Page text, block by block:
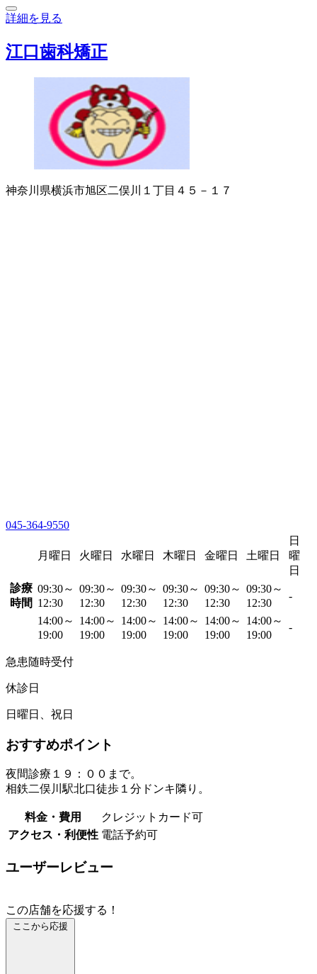
詳細を見る
江口歯科矯正
神奈川県横浜市旭区二俣川１丁目４５－１７
045-364-9550
月曜日 火曜日 水曜日 木曜日 金曜日 土曜日
日
曜
日
診療
時間
09:30～
12:30
09:30～
12:30
09:30～
12:30
09:30～
12:30
09:30～
12:30
09:30～
12:30
-
14:00～
19:00
14:00～
19:00
14:00～
19:00
14:00～
19:00
14:00～
19:00
14:00～
19:00
-
急患随時受付
休診日
日曜日、祝日
おすすめポイント
夜間診療１９：００まで。
相鉄二俣川駅北口徒歩１分ドンキ隣り。
料金・費用
クレジットカード可
アクセス・利便性 電話予約可
ユーザーレビュー
この店舗を応援する！
ここから応援